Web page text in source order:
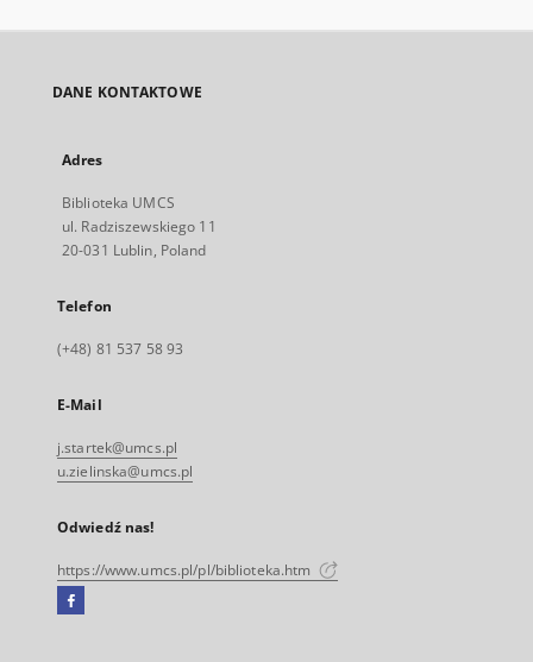
DANE KONTAKTOWE
Adres
Biblioteka UMCS
ul. Radziszewskiego 11
20-031 Lublin, Poland
Telefon
(+48) 81 537 58 93
E-Mail
j.startek@umcs.pl
u.zielinska@umcs.pl
Odwiedź nas!
https://www.umcs.pl/pl/biblioteka.htm
Facebook